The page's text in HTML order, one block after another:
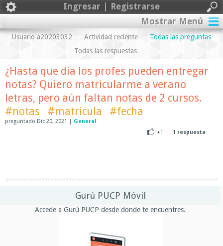
Ingresar | Registrarse
Mostrar Menú
Usuario a20203032 Actividad reciente
Todas las preguntas
Todas las respuestas
¿Hasta que día los profes pueden entregar
notas? Quiero matricularme a verano
letras, pero aún faltan notas de 2 cursos.
#notas
#matricula #fecha
preguntado Dic 20, 2021 | General
+1
1 respuesta
Gurú PUCP Móvil
Accede a Gurú PUCP desde donde te encuentres.